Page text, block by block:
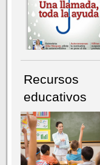
Recursos
educativos